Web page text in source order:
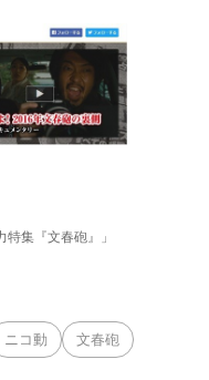
特集『文春砲』」
ニコ動 文春砲